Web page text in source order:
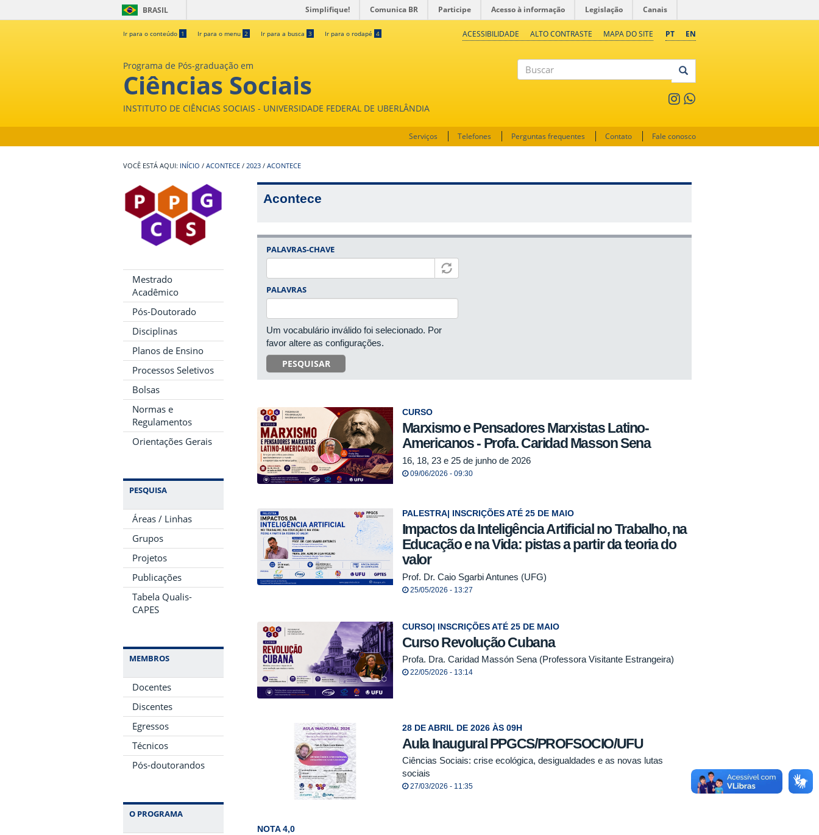
BRASIL Simplifique! Comunica BR Participe Acesso à informação Legislação Canais
Ir para o conteúdo 1 Ir para o menu 2 Ir para a busca 3 Ir para o rodapé 4 PT EN
ACESSIBILIDADE ALTO CONTRASTE MAPA DO SITE
Programa de Pós-graduação em
Ciências Sociais
INSTITUTO DE CIÊNCIAS SOCIAIS - UNIVERSIDADE FEDERAL DE UBERLÂNDIA
Serviços Telefones Perguntas frequentes Contato Fale conosco
INÍCIO / ACONTECE / 2023 / ACONTECE
Mestrado
Acadêmico
Pós-Doutorado
Disciplinas
Planos de Ensino
Processos Seletivos
Bolsas
Normas e
Regulamentos
Orientações Gerais
PESQUISA
Áreas / Linhas
Grupos
Projetos
Publicações
Tabela Qualis-
CAPES
MEMBROS
Docentes
Discentes
Egressos
Técnicos
Pós-doutorandos
O PROGRAMA
Acontece
PALAVRAS-CHAVE
PALAVRAS
Um vocabulário inválido foi selecionado. Por
favor altere as configurações.
PESQUISAR
CURSO
Marxismo e Pensadores Marxistas Latino-
Americanos - Profa. Caridad Masson Sena
16, 18, 23 e 25 de junho de 2026
09/06/2026 - 09:30
PALESTRA| INSCRIÇÕES ATÉ 25 DE MAIO
Impactos da Inteligência Artificial no Trabalho, na
Educação e na Vida: pistas a partir da teoria do
valor
Prof. Dr. Caio Sgarbi Antunes (UFG)
25/05/2026 - 13:27
CURSO| INSCRIÇÕES ATÉ 25 DE MAIO
Curso Revolução Cubana
Profa. Dra. Caridad Massón Sena (Professora Visitante Estrangeira)
22/05/2026 - 13:14
28 DE ABRIL DE 2026 ÀS 09H
Aula Inaugural PPGCS/PROFSOCIO/UFU
Ciências Sociais: crise ecológica, desigualdades e as novas lutas
sociais
27/03/2026 - 11:35
NOTA 4,0